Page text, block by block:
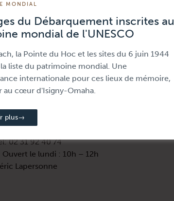
mairie.tournieres@orange.fr
Michel CAMBRON
02 31 92 40 74
Ouvert le lundi : 10h – 12h
Lapersonne
MONDIAL
du Débarquement inscrites au
mondial de l'UNESCO
la Pointe du Hoc et les sites du 6 juin 1944
liste du patrimoine mondial. Une
internationale pour ces lieux de mémoire,
au cœur d'Isigny-Omaha.
plus→